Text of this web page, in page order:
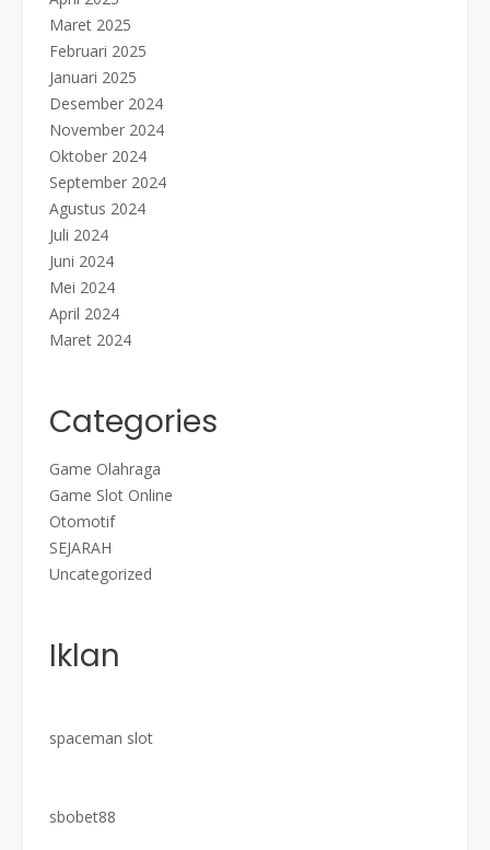
Maret 2025
Februari 2025
Januari 2025
Desember 2024
November 2024
Oktober 2024
September 2024
Agustus 2024
Juli 2024
Juni 2024
Mei 2024
April 2024
Maret 2024
Categories
Game Olahraga
Game Slot Online
Otomotif
SEJARAH
Uncategorized
Iklan
spaceman slot
sbobet88